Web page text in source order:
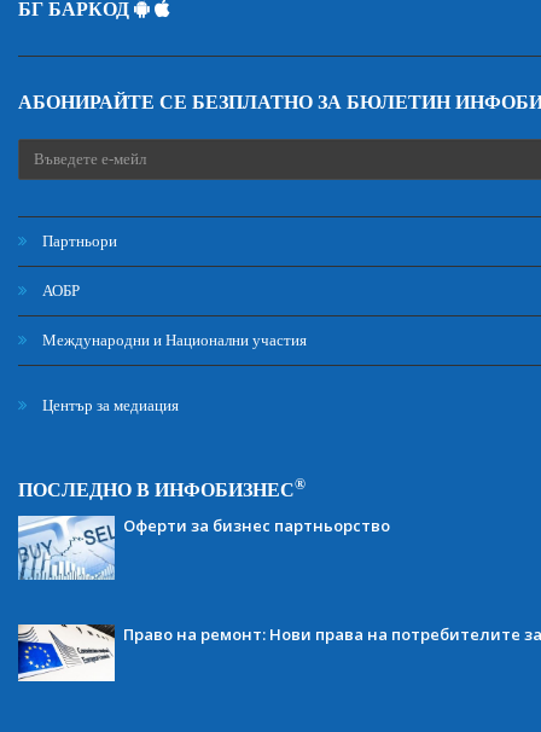
БГ БАРКОД
АБОНИРАЙТЕ СЕ БЕЗПЛАТНО ЗА БЮЛЕТИН
Партньори
АОБР
Международни и Национални участия
Център за медиация
ПОСЛЕДНО В ИНФОБИЗНЕС®
Оферти за бизнес партньорство
Право на ремонт: Нови права на потребителите